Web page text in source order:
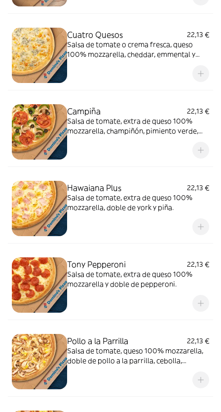
Cuatro Quesos
22,13 €
Salsa de tomate o crema fresca, queso
100% mozzarella, cheddar, emmental y
Campiña
22,13 €
Salsa de tomate, extra de queso 100%
mozzarella, champiñón, pimiento verde,
Hawaiana Plus
22,13 €
Salsa de tomate, extra de queso 100%
mozzarella, doble de york y piña.
Tony Pepperoni
22,13 €
Salsa de tomate, extra de queso 100%
mozzarella y doble de pepperoni.
Pollo a la Parrilla
22,13 €
Salsa de tomate, queso 100% mozzarella,
doble de pollo a la parrilla, cebolla,